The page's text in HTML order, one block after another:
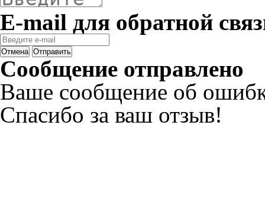
E-mail для обратной
Отмена Отправить
Сообщение отправлено
Ваше сообщение об
Спасибо за ваш отзыв!